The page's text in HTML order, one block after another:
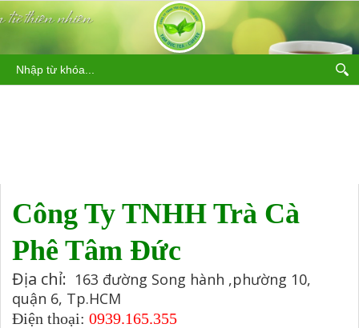
Công Ty TNHH Trà Cà
Phê Tâm Đức
Địa chỉ: 163 đường Song hành ,phường 10,
quận 6, Tp.HCM
Điện thoại: 0939.165.355